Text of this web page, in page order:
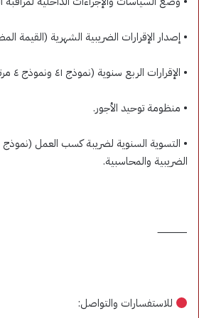
• إصدار الإقرارات الضريبية الشهرية (القيمة
• الإقرارات الربع سنوية (نموذج ٤١ ونموذج ٤ مرتبات).
• منظومة توحيد الأجور.
الضريبية والمحاسبية.
⸻
للاستفسارات والتواصل: